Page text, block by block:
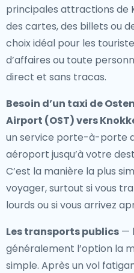
principales attractions de
des cartes, des billets ou
choix idéal pour les
d’affaires ou toute
direct et sans tracas.
Besoin d’un taxi de
Airport (OST) vers
un service porte-à-porte
aéroport jusqu’à votre
C’est la manière la plus
voyager, surtout si vous
lourds ou si vous arrivez
Les transports publics —
généralement l’option la
simple. Après un vol